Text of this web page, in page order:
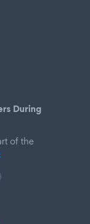
During
of the